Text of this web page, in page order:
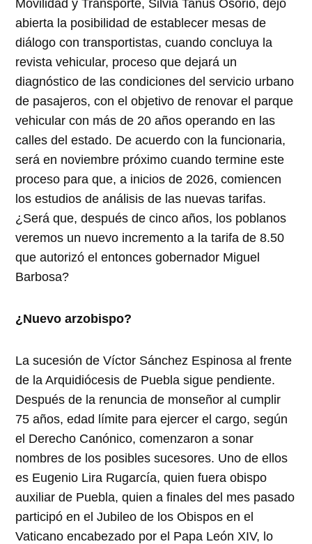
Movilidad y Transporte, Silvia Tanús Osorio, dejó
abierta la posibilidad de establecer mesas de
diálogo con transportistas, cuando concluya la
revista vehicular, proceso que dejará un
diagnóstico de las condiciones del servicio urbano
de pasajeros, con el objetivo de renovar el parque
vehicular con más de 20 años operando en las
calles del estado. De acuerdo con la funcionaria,
será en noviembre próximo cuando termine este
proceso para que, a inicios de 2026, comiencen
los estudios de análisis de las nuevas tarifas.
¿Será que, después de cinco años, los poblanos
veremos un nuevo incremento a la tarifa de 8.50
que autorizó el entonces gobernador Miguel
Barbosa?
¿Nuevo arzobispo?
La sucesión de Víctor Sánchez Espinosa al frente
de la Arquidiócesis de Puebla sigue pendiente.
Después de la renuncia de monseñor al cumplir
75 años, edad límite para ejercer el cargo, según
el Derecho Canónico, comenzaron a sonar
nombres de los posibles sucesores. Uno de ellos
es Eugenio Lira Rugarcía, quien fuera obispo
auxiliar de Puebla, quien a finales del mes pasado
participó en el Jubileo de los Obispos en el
Vaticano encabezado por el Papa León XIV, lo